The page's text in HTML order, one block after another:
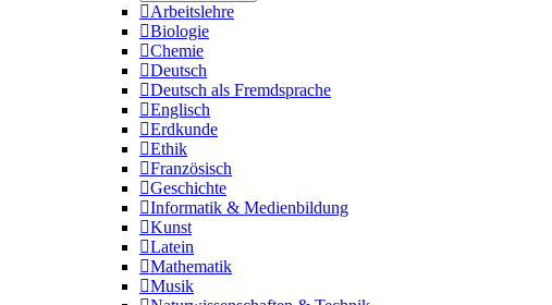
Arbeitslehre
Biologie
Chemie
Deutsch
Deutsch als Fremdsprache
Englisch
Erdkunde
Ethik
Französisch
Geschichte
Informatik & Medienbildung
Kunst
Latein
Mathematik
Musik